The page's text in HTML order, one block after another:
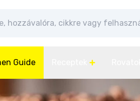
Guide